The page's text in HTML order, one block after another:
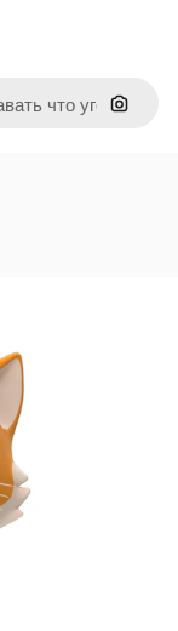
Поиск